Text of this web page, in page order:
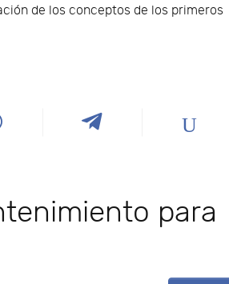
de los conceptos de los primeros
para